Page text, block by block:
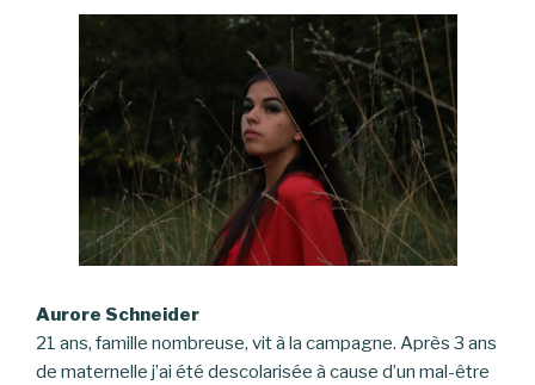
Aurore Schneider
21 ans, famille nombreuse, vit à la campagne. Après 3 ans
de maternelle j’ai été descolarisée à cause d’un mal-être